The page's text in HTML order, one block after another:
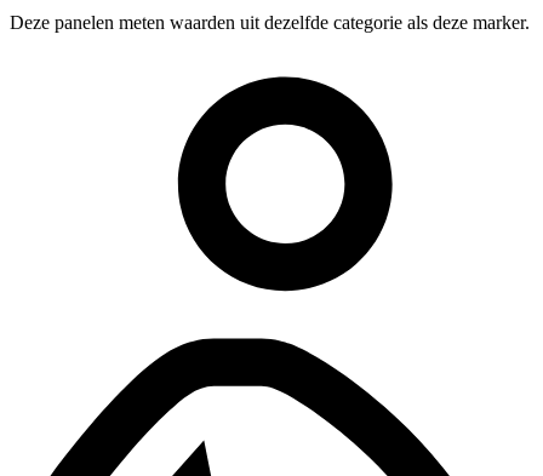
Deze panelen meten waarden uit dezelfde categorie als deze marker.